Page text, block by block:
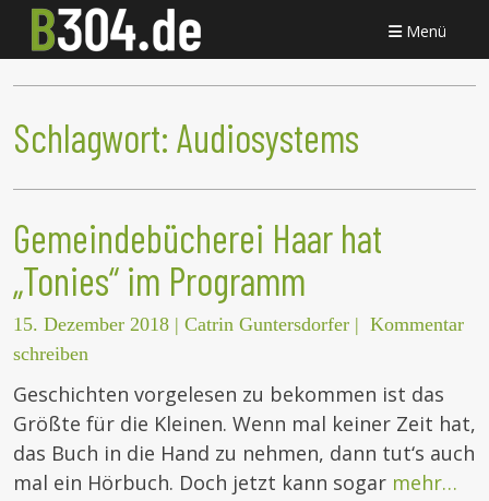
Menü
Schlagwort: Audiosystems
Gemeindebücherei Haar hat
„Tonies“ im Programm
15. Dezember 2018 | Catrin Guntersdorfer | Kommentar
schreiben
Geschichten vorgelesen zu bekommen ist das
Größte für die Kleinen. Wenn mal keiner Zeit hat,
das Buch in die Hand zu nehmen, dann tut‘s auch
mal ein Hörbuch. Doch jetzt kann sogar mehr…